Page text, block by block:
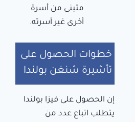
متبنى من أسرة
أخرى غير أسرته.
خطوات الحصول على
تأشيرة شنغن بولندا
إن الحصول على فيزا بولندا
يتطلب اتباع عدد من